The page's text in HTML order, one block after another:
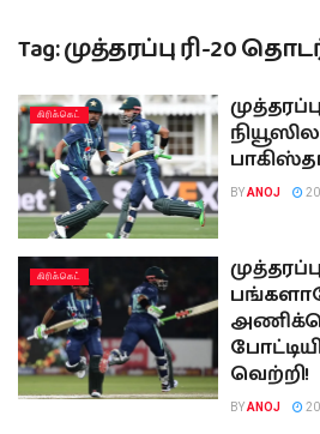
Tag:முத்தரப்பு ரி-20
கிரிக்கெட்
BYANOJ
கிரிக்கெட்
வெற்றி!
BYANOJ